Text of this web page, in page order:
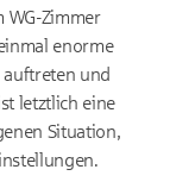
WG-Zimmer
enorme
und
letztlich eine
Situation,